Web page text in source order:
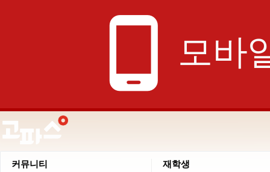
phone_android 모바
커뮤니티 재학생